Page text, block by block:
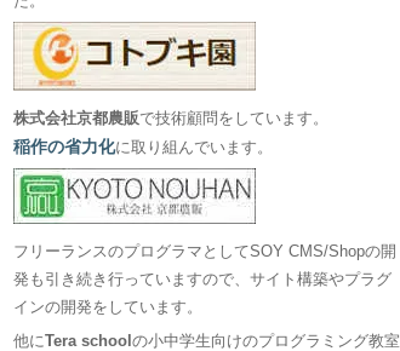
株式会社京都農販で技術顧問をしています。
稲作の省力化に取り組んでいます。
フリーランスのプログラマとしてSOY CMS/Shopの開
発も引き続き行っていますので、サイト構築やプラグ
インの開発をしています。
他にTera schoolの小中学生向けのプログラミング教室